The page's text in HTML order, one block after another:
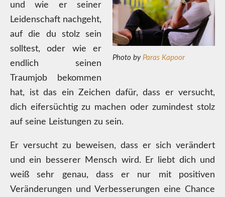
Photo by Paras Kapoor
und wie er seiner
Leidenschaft nachgeht,
auf die du stolz sein
solltest, oder wie er
endlich seinen
Traumjob bekommen
hat, ist das ein Zeichen dafür, dass er versucht,
dich eifersüchtig zu machen oder zumindest stolz
auf seine Leistungen zu sein.
Er versucht zu beweisen, dass er sich verändert
und ein besserer Mensch wird. Er liebt dich und
weiß sehr genau, dass er nur mit positiven
Veränderungen und Verbesserungen eine Chance